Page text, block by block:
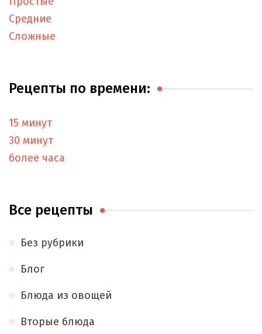
Средние
Сложные
Рецепты по времени:
15 минут
30 минут
более часа
Все рецепты
Без рубрики
Блог
Блюда из овощей
Вторые блюда